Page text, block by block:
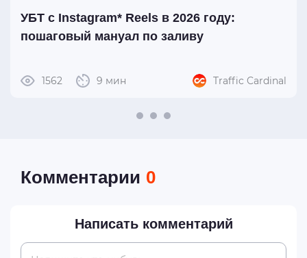
УБТ с Instagram* Reels в 2026 году:
пошаговый мануал по заливу
1562 9 мин Traffic Cardinal
Комментарии 0
Написать комментарий